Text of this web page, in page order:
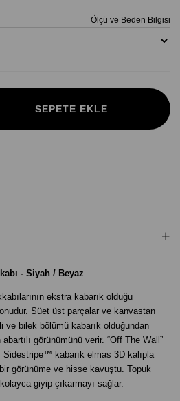
Ölçü ve Beden Bilgisi
- Siyah / Beyaz
ekstra kabarık olduğu
Süet üst parçalar ve kanvastan
ve bilek bölümü kabarık olduğundan
görünümünü verir. “Off The Wall”
kabarık elmas 3D kalıpla
görünüme ve hisse kavuştu. Topuk
giyip çıkarmayı sağlar.